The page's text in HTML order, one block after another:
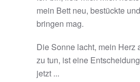
mein Bett neu, bestückte
bringen mag.
Die Sonne lacht, mein Herz
zu tun, ist eine
jetzt ...